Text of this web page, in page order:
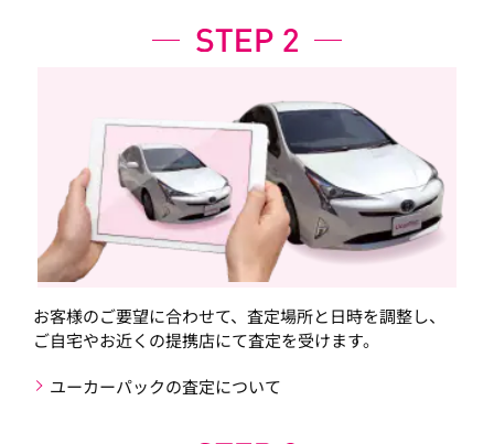
お客様のご要望に合わせて、査定場所と日時を調整し、
ご自宅やお近くの提携店にて査定を受けます。
ユーカーパックの査定について